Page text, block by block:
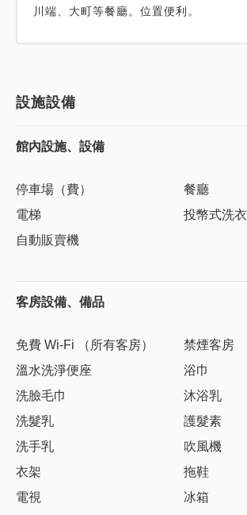
川端、大町等餐廳。位置便利。
設施設備
館內設施、設備
停車場（費）
餐廳
電梯
投幣式洗衣
自動販賣機
客房設備、備品
免費 Wi-Fi （所有客房）
禁煙客房
溫水洗淨便座
浴巾
洗臉毛巾
沐浴乳
洗髮乳
護髮素
洗手乳
吹風機
衣架
拖鞋
電視
冰箱